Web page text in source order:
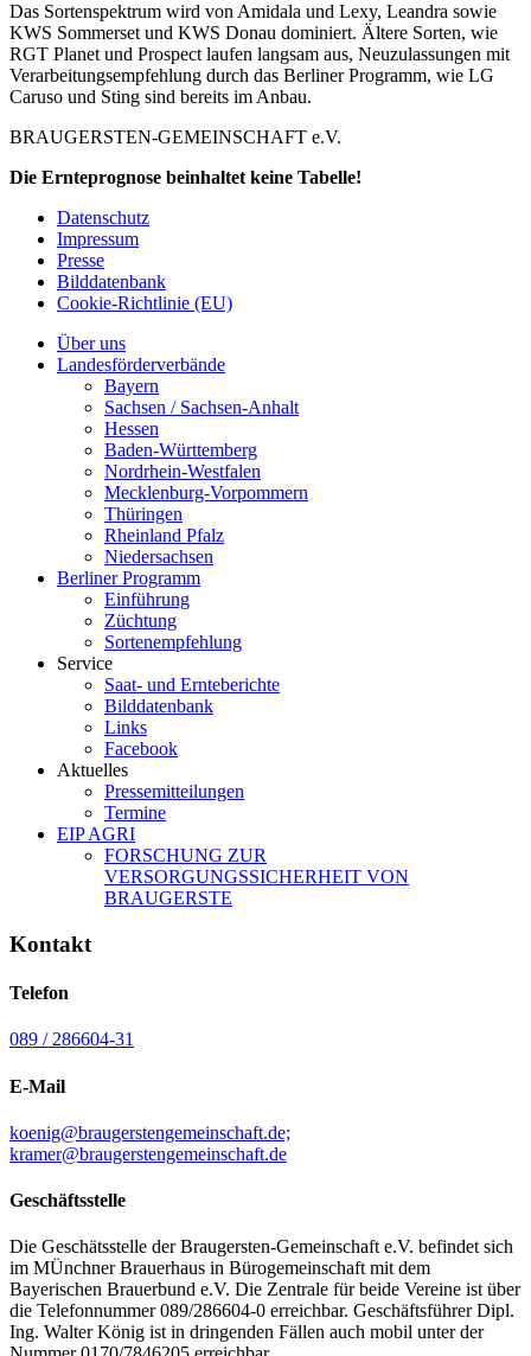
Das Sortenspektrum wird von Amidala und Lexy, Leandra sowie
KWS Sommerset und KWS Donau dominiert. Ältere Sorten, wie
RGT Planet und Prospect laufen langsam aus, Neuzulassungen mit
Verarbeitungsempfehlung durch das Berliner Programm, wie LG
Caruso und Sting sind bereits im Anbau.
BRAUGERSTEN-GEMEINSCHAFT e.V.
Die Ernteprognose beinhaltet keine Tabelle!
Datenschutz
Impressum
Presse
Bilddatenbank
Cookie-Richtlinie (EU)
Über uns
Landesförderverbände
Bayern
Sachsen / Sachsen-Anhalt
Hessen
Baden-Württemberg
Nordrhein-Westfalen
Mecklenburg-Vorpommern
Thüringen
Rheinland Pfalz
Niedersachsen
Berliner Programm
Einführung
Züchtung
Sortenempfehlung
Service
Saat- und Ernteberichte
Bilddatenbank
Links
Facebook
Aktuelles
Pressemitteilungen
Termine
EIP AGRI
FORSCHUNG ZUR
VERSORGUNGSSICHERHEIT VON
BRAUGERSTE
Kontakt
Telefon
089 / 286604-31
E-Mail
koenig@braugerstengemeinschaft.de;
kramer@braugerstengemeinschaft.de
Geschäftsstelle
Die Geschätsstelle der Braugersten-Gemeinschaft e.V. befindet sich
im MÜnchner Brauerhaus in Bürogemeinschaft mit dem
Bayerischen Brauerbund e.V. Die Zentrale für beide Vereine ist über
die Telefonnummer 089/286604-0 erreichbar. Geschäftsführer Dipl.
Ing. Walter König ist in dringenden Fällen auch mobil unter der